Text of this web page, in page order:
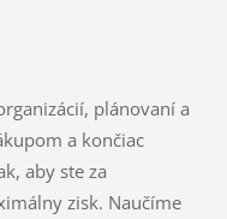
plánovaní a
a končiac
aby ste za
zisk. Naučíme